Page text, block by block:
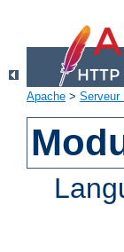
Apache > Serveur